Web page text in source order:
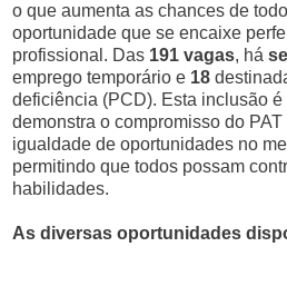
o que aumenta as chances de
oportunidade que se encaixe
profissional. Das 191 vagas, há
emprego temporário e 18
deficiência (PCD). Esta inclusão
demonstra o compromisso do
igualdade de oportunidades no
permitindo que todos possam
habilidades.
As diversas oportunidades